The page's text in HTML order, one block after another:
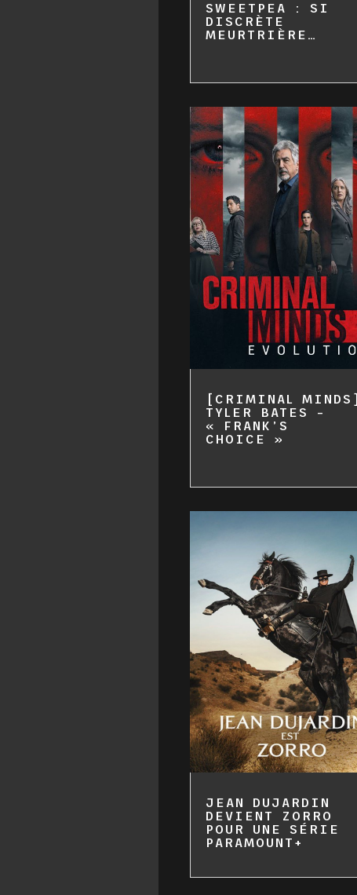
SWEETPEA : SI
DISCRÈTE
MEURTRIÈRE…
[CRIMINAL MINDS]
TYLER BATES –
« FRANK’S
CHOICE »
JEAN DUJARDIN
DEVIENT ZORRO
POUR UNE SÉRIE
PARAMOUNT+